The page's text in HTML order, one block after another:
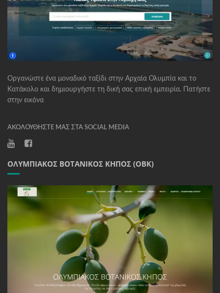
Οργανώστε ένα μοναδικό ταξίδι στην Αρχαία Ολυμπία και το
Κατάκολο και δημιουργήστε τη δική σας επική εμπειρία. Πατήστε
στην εικόνα
ΑΚΟΛΟΥΘΉΣΤΕ ΜΑΣ ΣΤΑ SOCIAL MEDIA
ΟΛΥΜΠΙΑΚΌΣ ΒΟΤΑΝΙΚΌΣ ΚΉΠΟΣ (ΟΒΚ)